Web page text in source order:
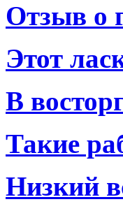
Отзыв о
Этот
В
Такие
Низкий